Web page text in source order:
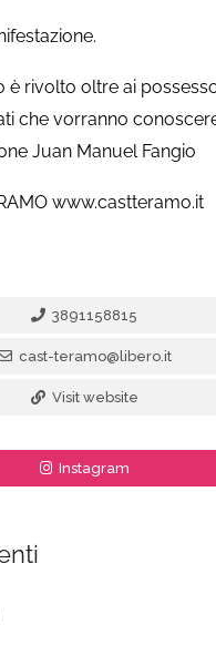
è rivolto oltre ai
che vorranno
Juan Manuel Fangio
www.castteramo.it
3891158815
cast-teramo@libero.it
Visit website
Instagram